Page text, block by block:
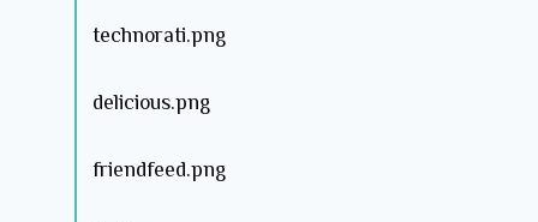
technorati.png
delicious.png
friendfeed.png